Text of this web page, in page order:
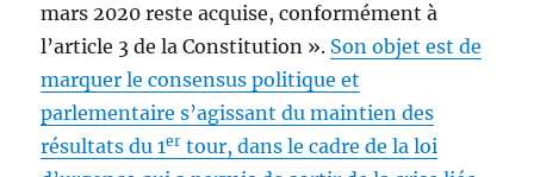
mars 2020 reste acquise, conformément à
l’article 3 de la Constitution ». Son objet est de
marquer le consensus politique et
parlementaire s’agissant du maintien des
résultats du 1er tour, dans le cadre de la loi